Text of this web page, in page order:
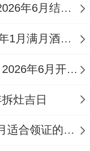
下午3点-5
照；正气充
成果.选择这
量。入场前！
2026年六月份结婚好日子 2026年6月结婚好吗
2026一月满月酒吉日 2026年1月满月酒吉日
2026年6月开业的黄道吉日 2026年6月开业黄道吉日查询
灶吉日
十月份宜领证黄历2026 十月适合领证的好日子2026年